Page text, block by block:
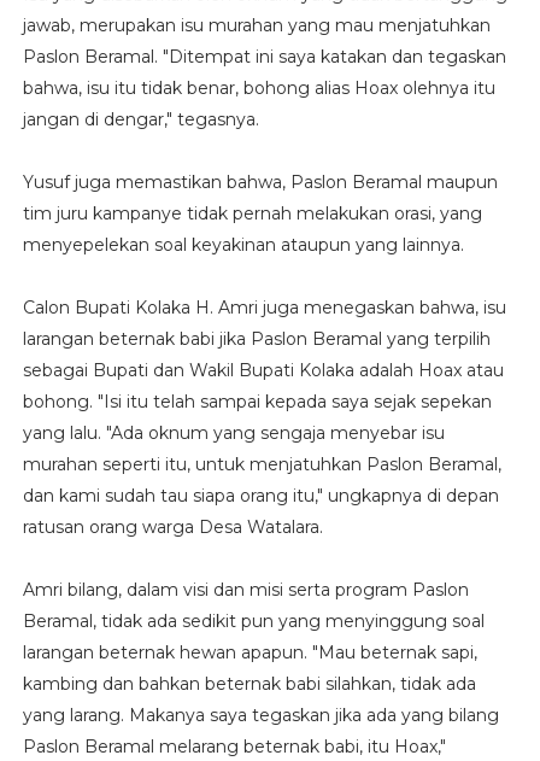
jawab, merupakan isu murahan yang mau menjatuhkan
Paslon Beramal. "Ditempat ini saya katakan dan tegaskan
bahwa, isu itu tidak benar, bohong alias Hoax olehnya itu
jangan di dengar," tegasnya.
Yusuf juga memastikan bahwa, Paslon Beramal maupun
tim juru kampanye tidak pernah melakukan orasi, yang
menyepelekan soal keyakinan ataupun yang lainnya.
Calon Bupati Kolaka H. Amri juga menegaskan bahwa, isu
larangan beternak babi jika Paslon Beramal yang terpilih
sebagai Bupati dan Wakil Bupati Kolaka adalah Hoax atau
bohong. "Isi itu telah sampai kepada saya sejak sepekan
yang lalu. "Ada oknum yang sengaja menyebar isu
murahan seperti itu, untuk menjatuhkan Paslon Beramal,
dan kami sudah tau siapa orang itu," ungkapnya di depan
ratusan orang warga Desa Watalara.
Amri bilang, dalam visi dan misi serta program Paslon
Beramal, tidak ada sedikit pun yang menyinggung soal
larangan beternak hewan apapun. "Mau beternak sapi,
kambing dan bahkan beternak babi silahkan, tidak ada
yang larang. Makanya saya tegaskan jika ada yang bilang
Paslon Beramal melarang beternak babi, itu Hoax,"